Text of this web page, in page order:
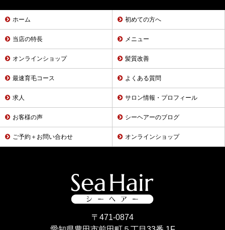
ホーム 初めての方へ
当店の特長 メニュー
オンラインショップ 髪質改善
最速育毛コース よくある質問
求人 サロン情報・プロフィール
お客様の声 シーヘアーのブログ
ご予約＋お問い合わせ オンラインショップ
〒471-0874